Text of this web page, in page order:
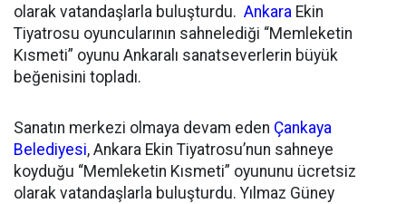
olarak vatandaşlarla buluşturdu. Ankara Ekin
Tiyatrosu oyuncularının sahnelediği “Memleketin
Kısmeti” oyunu Ankaralı sanatseverlerin büyük
beğenisini topladı.
Sanatın merkezi olmaya devam eden Çankaya
Belediyesi, Ankara Ekin Tiyatrosu’nun sahneye
koyduğu “Memleketin Kısmeti” oyununu ücretsiz
olarak vatandaşlarla buluşturdu. Yılmaz Güney